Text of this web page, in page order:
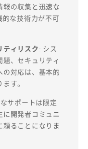
の収集と迅速な
な技術力が不可
ティリスク: シス
、セキュリティ
対応は、基本的
す。
サポートは限定
開発者コミュニ
ることになりま